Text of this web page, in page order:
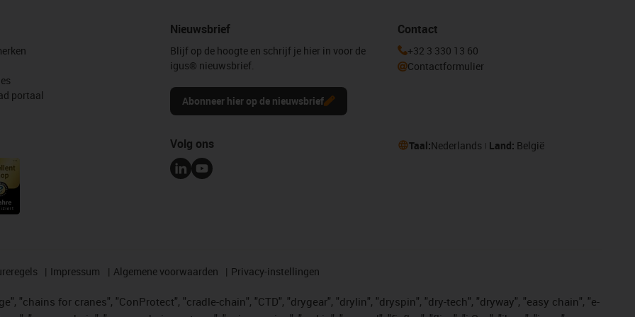
portaal
Nieuwsbrief
Blijf op de hoogte en schrijf je hier in voor de
igus® nieuwsbrief.
Abonneer hier op de nieuwsbrief
Contact
+32 3 330 13 60
Contactformulier
Volg ons Taal:Nederlands Land: België
Impressum Algemene voorwaarden Privacy-instellingen
"chains for cranes", "ConProtect", "cradle-chain", "CTD", "drygear", "drylin", "dryspin", "dry-tech", "dryway", "easy chain", "e-